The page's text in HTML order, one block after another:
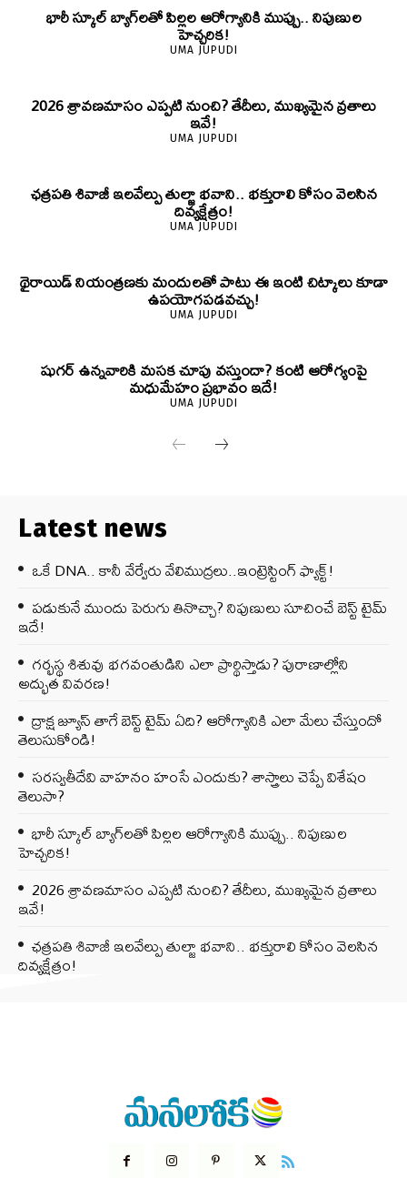
భారీ స్కూల్ బ్యాగ్‌లతో పిల్లల ఆరోగ్యానికి ముప్పు.. నిపుణుల
హెచ్చరిక!
UMA JUPUDI
2026 శ్రావణమాసం ఎప్పటి నుంచి? తేదీలు, ముఖ్యమైన వ్రతాలు
ఇవే!
UMA JUPUDI
ఛత్రపతి శివాజీ ఇలవేల్పు తుల్జా భవాని.. భక్తురాలి కోసం వెలసిన
దివ్యక్షేత్రం!
UMA JUPUDI
థైరాయిడ్ నియంత్రణకు మందులతో పాటు ఈ ఇంటి చిట్కాలు కూడా
ఉపయోగపడవచ్చు!
UMA JUPUDI
షుగర్ ఉన్నవారికి మసక చూపు వస్తుందా? కంటి ఆరోగ్యంపై
మధుమేహం ప్రభావం ఇదే!
UMA JUPUDI
Latest news
ఒకే DNA.. కానీ వేర్వేరు వేలిముద్రలు..ఇంట్రెస్టింగ్ ఫ్యాక్ట్!
పడుకునే ముందు పెరుగు తినొచ్చా? నిపుణులు సూచించే బెస్ట్ టైమ్
ఇదే!
గర్భస్థ శిశువు భగవంతుడిని ఎలా ప్రార్థిస్తాడు? పురాణాల్లోని
అద్భుత వివరణ!
ద్రాక్ష జ్యూస్ తాగే బెస్ట్ టైమ్ ఏది? ఆరోగ్యానికి ఎలా మేలు చేస్తుందో
తెలుసుకోండి!
సరస్వతీదేవి వాహనం హంసే ఎందుకు? శాస్త్రాలు చెప్పే విశేషం
తెలుసా?
భారీ స్కూల్ బ్యాగ్‌లతో పిల్లల ఆరోగ్యానికి ముప్పు.. నిపుణుల
హెచ్చరిక!
2026 శ్రావణమాసం ఎప్పటి నుంచి? తేదీలు, ముఖ్యమైన వ్రతాలు
ఇవే!
ఛత్రపతి శివాజీ ఇలవేల్పు తుల్జా భవాని.. భక్తురాలి కోసం వెలసిన
దివ్యక్షేత్రం!